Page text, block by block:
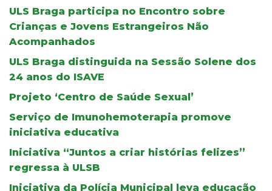
ULS Braga participa no Encontro sobre
Crianças e Jovens Estrangeiros Não
Acompanhados
ULS Braga distinguida na Sessão Solene dos
24 anos do ISAVE
Projeto ‘Centro de Saúde Sexual’
Serviço de Imunohemoterapia promove
iniciativa educativa
Iniciativa “Juntos a criar histórias felizes”
regressa à ULSB
Iniciativa da Polícia Municipal leva educação